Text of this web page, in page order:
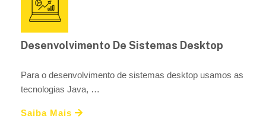
Desenvolvimento De Sistemas Desktop
Para o desenvolvimento de sistemas desktop usamos as
tecnologias Java, …
Saiba Mais